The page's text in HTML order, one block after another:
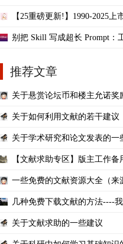
【25重磅更新!】1990-2025上
别把 Skill 写成超长 Prompt：
推荐文章
关于悬赏论坛币和楼主允诺奖
关于如何利用文献的若干建议
关于学术研究和论文发表的一
【文献求助专区】版主工作备
一些免费的文献资源大全（来
几种免费下载文献的方法----
关于文献求助的一些建议